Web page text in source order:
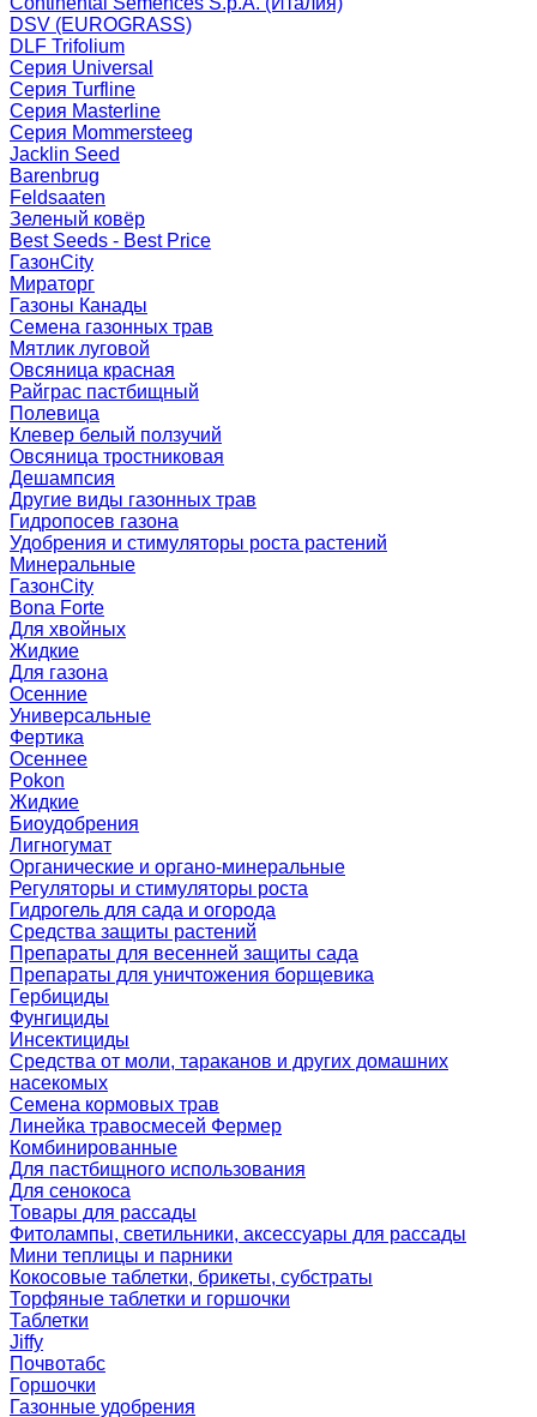
DSV (EUROGRASS)
DLF Trifolium
Серия Universal
Серия Turfline
Серия Masterline
Серия Mommersteeg
Jacklin Seed
Barenbrug
Feldsaaten
Зеленый ковёр
Best Seeds - Best Price
ГазонCity
Мираторг
Газоны Канады
Семена газонных трав
Мятлик луговой
Овсяница красная
Райграс пастбищный
Полевица
Клевер белый ползучий
Овсяница тростниковая
Дешампсия
Другие виды газонных трав
Гидропосев газона
Удобрения и стимуляторы роста растений
Минеральные
ГазонCity
Bona Forte
Для хвойных
Жидкие
Для газона
Осенние
Универсальные
Фертика
Осеннее
Pokon
Жидкие
Биоудобрения
Лигногумат
Органические и органо-минеральные
Регуляторы и стимуляторы роста
Гидрогель для сада и огорода
Средства защиты растений
Препараты для весенней защиты сада
Препараты для уничтожения борщевика
Гербициды
Фунгициды
Инсектициды
Средства от моли, тараканов и других домашних
насекомых
Семена кормовых трав
Линейка травосмесей Фермер
Комбинированные
Для пастбищного использования
Для сенокоса
Товары для рассады
Фитолампы, светильники, аксессуары для рассады
Мини теплицы и парники
Кокосовые таблетки, брикеты, субстраты
Торфяные таблетки и горшочки
Таблетки
Jiffy
Почвотабс
Горшочки
Газонные удобрения